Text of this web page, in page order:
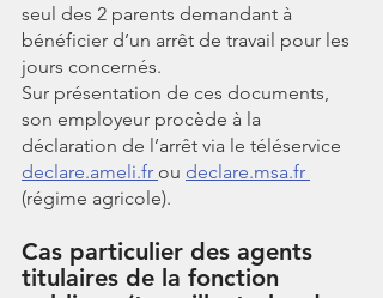
seul des 2 parents demandant à
bénéficier d’un arrêt de travail pour les
jours concernés.
Sur présentation de ces documents,
son employeur procède à la
déclaration de l’arrêt via le téléservice
declare.ameli.fr ou declare.msa.fr
(régime agricole).
Cas particulier des agents
titulaires de la fonction